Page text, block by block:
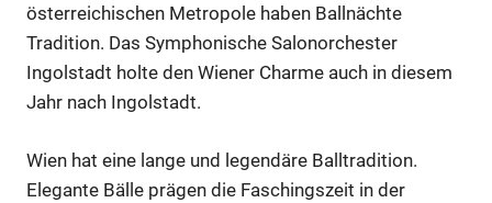
österreichischen Metropole haben Ballnächte
Tradition. Das Symphonische Salonorchester
Ingolstadt holte den Wiener Charme auch in diesem
Jahr nach Ingolstadt.
Wien hat eine lange und legendäre Balltradition.
Elegante Bälle prägen die Faschingszeit in der